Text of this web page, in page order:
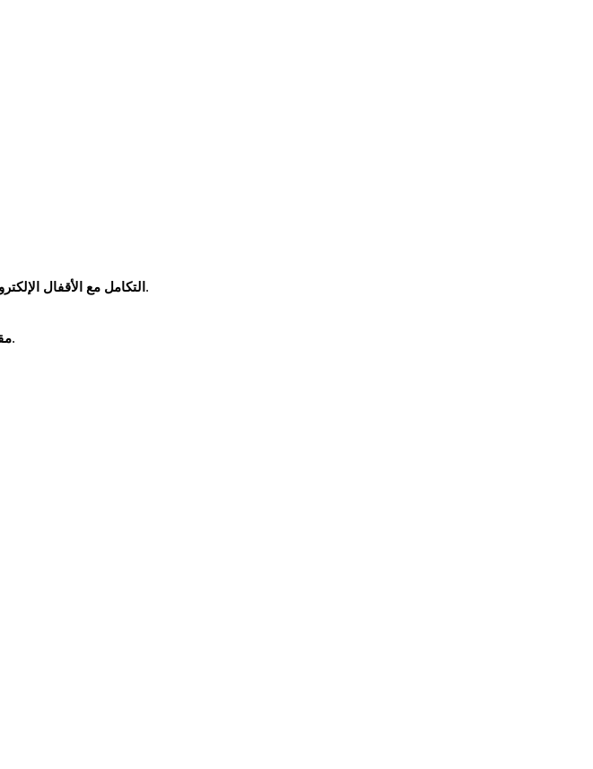
التكامل مع الأقفال : بعض الخزائن في شتوتغارت تربط حركة المسامير بأنظمة بصمة الإصبع أو القفل الرقمي.
: تصميم بعض المسامير يجعلها تدور عند محاولة قطعها، مما يعطل أدوات السارق.